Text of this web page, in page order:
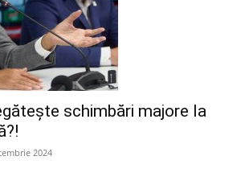
schimbări majore la
2024